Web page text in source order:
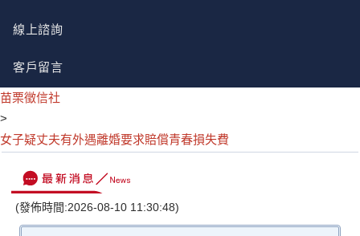
線上諮詢
客戶留言
苗栗徵信社
>
女子疑丈夫有外遇離婚要求賠償青春損失費
(發佈時間:2026-08-10 11:30:48)